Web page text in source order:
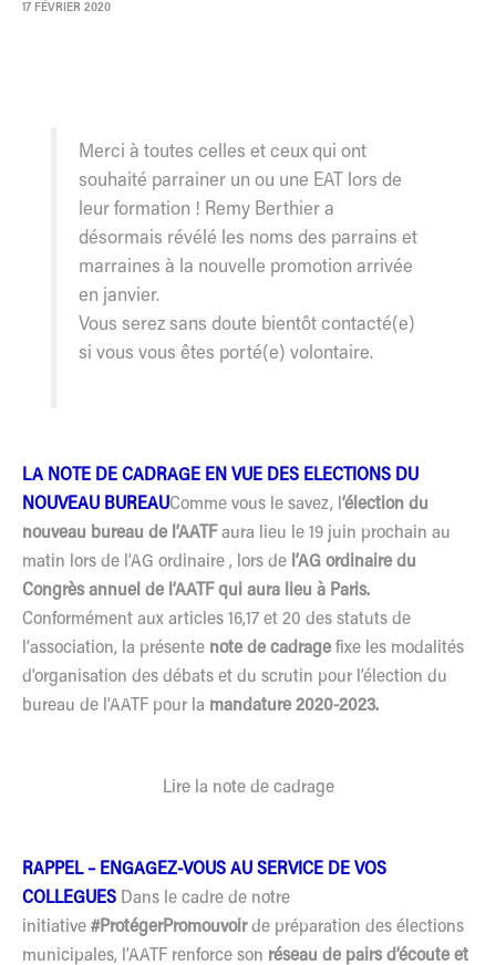
17 FÉVRIER 2020
Merci à toutes celles et ceux qui ont
souhaité parrainer un ou une EAT lors de
leur formation ! Remy Berthier a
désormais révélé les noms des parrains et
marraines à la nouvelle promotion arrivée
en janvier.
Vous serez sans doute bientôt contacté(e)
si vous vous êtes porté(e) volontaire.
LA NOTE DE CADRAGE EN VUE DES ELECTIONS DU
NOUVEAU BUREAUComme vous le savez, l ‘élection du
nouveau bureau de l’AATFaura lieu le 19 juin prochain au
matin lors de l’AG ordinaire , lors de l’AG ordinaire du
Congrès annuel de l’AATF qui aura lieu à Paris.
Conformément aux articles 16,17 et 20 des statuts de
l’association, la présente note de cadrage fixe les modalités
d’organisation des débats et du scrutin pour l’élection du
bureau de l’AATF pour la mandature 2020-2023.
Lire la note de cadrage
RAPPEL – ENGAGEZ-VOUS AU SERVICE DE VOS
COLLEGUES Dans le cadre de notre
initiative #ProtégerPromouvoirde préparation des élections
municipales, l’AATF renforce son réseau de pairs d’écoute et